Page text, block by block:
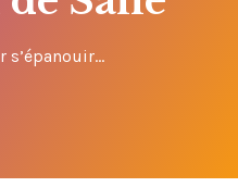
s’épanouir…